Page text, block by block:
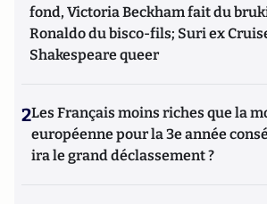
fond, Victoria Beckham fait du
Ronaldo du bisco-fils; Suri ex
Shakespeare queer
2Les Français moins riches que la
européenne pour la 3e année
ira le grand déclassement ?